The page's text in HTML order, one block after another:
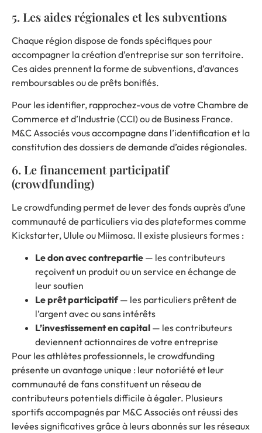
5. Les aides régionales et les subventions
Chaque région dispose de fonds spécifiques pour
accompagner la création d’entreprise sur son territoire.
Ces aides prennent la forme de subventions, d’avances
remboursables ou de prêts bonifiés.
Pour les identifier, rapprochez-vous de votre Chambre de
Commerce et d’Industrie (CCI) ou de Business France.
M&C Associés vous accompagne dans l’identification et la
constitution des dossiers de demande d’aides régionales.
6. Le financement participatif
(crowdfunding)
Le crowdfunding permet de lever des fonds auprès d’une
communauté de particuliers via des plateformes comme
Kickstarter, Ulule ou Miimosa. Il existe plusieurs formes :
Le don avec contrepartie — les contributeurs
reçoivent un produit ou un service en échange de
leur soutien
Le prêt participatif— les particuliers prêtent de
l’argent avec ou sans intérêts
L’investissement en capital — les contributeurs
deviennent actionnaires de votre entreprise
Pour les athlètes professionnels, le crowdfunding
présente un avantage unique : leur notoriété et leur
communauté de fans constituent un réseau de
contributeurs potentiels difficile à égaler. Plusieurs
sportifs accompagnés par M&C Associés ont réussi des
levées significatives grâce à leurs abonnés sur les réseaux